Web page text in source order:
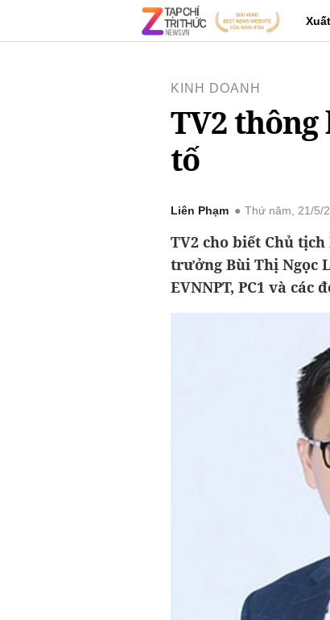
KINH DOANH
TV2
tố
Liên Phạm Thứ năm, 21/5/
TV2 cho biết Chủ
trưởng Bùi Thị Ngọc
EVNNPT, PC1 và các